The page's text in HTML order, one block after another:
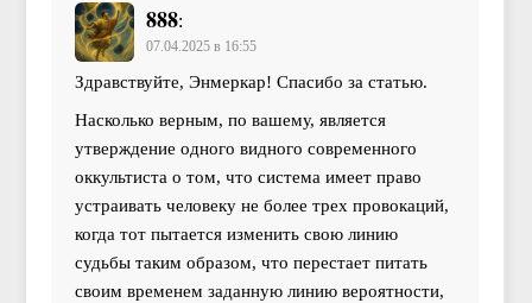
888:
07.04.2025 в 16:55
Здравствуйте, Энмеркар! Спасибо за статью.
Насколько верным, по вашему, является
утверждение одного видного современного
оккультиста о том, что система имеет право
устраивать человеку не более трех провокаций,
когда тот пытается изменить свою линию
судьбы таким образом, что перестает питать
своим временем заданную линию вероятности,